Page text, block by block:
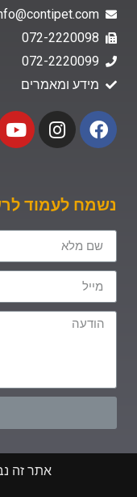
072-2220098
072-2220099
מידע ומאמרים
נשמח לעמוד
אתר זה